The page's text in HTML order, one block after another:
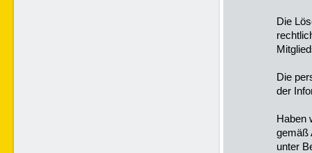
Die
Die
der
Haben
gemäß
unter